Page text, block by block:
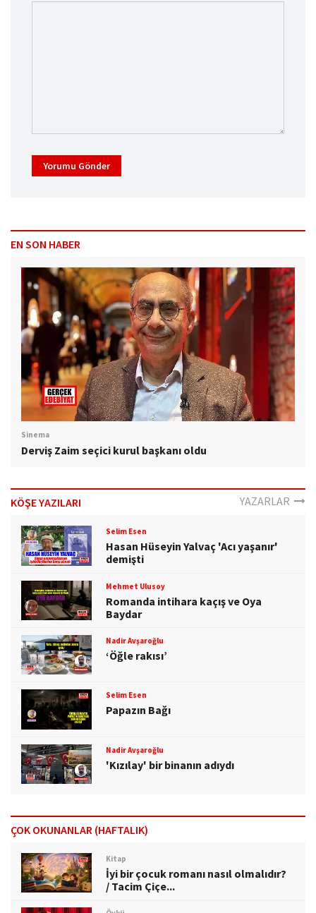
Yorumu Gönder
EN SON HABER
Sinema
Derviş Zaim seçici kurul başkanı oldu
KÖŞE YAZILARI YAZARLAR
Selim Esen
Hasan Hüseyin Yalvaç 'Acı yaşanır'
demişti
Mehmet Ulusoy
Romanda intihara kaçış ve Oya
Baydar
Nadir Avşaroğlu
‘Öğle rakısı’
Selim Esen
Papazın Bağı
Nadir Avşaroğlu
'Kızılay' bir binanın adıydı
ÇOK OKUNANLAR (HAFTALIK)
Kitap
İyi bir çocuk romanı nasıl olmalıdır?
/ Tacim Çiçe...